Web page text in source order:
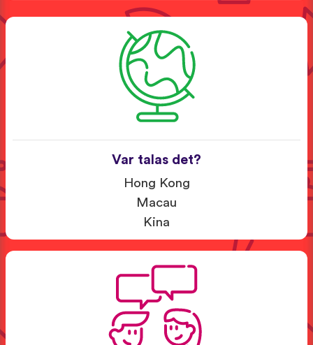
Var talas det?
Hong Kong
Macau
Kina